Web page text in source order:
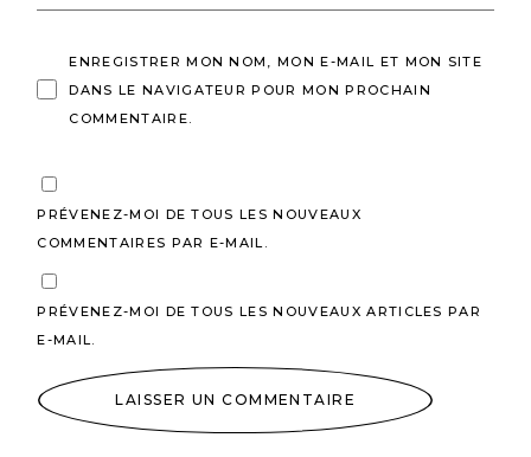
ENREGISTRER MON NOM, MON E-MAIL ET MON SITE
DANS LE NAVIGATEUR POUR MON PROCHAIN
COMMENTAIRE.
PRÉVENEZ-MOI DE TOUS LES NOUVEAUX
COMMENTAIRES PAR E-MAIL.
PRÉVENEZ-MOI DE TOUS LES NOUVEAUX ARTICLES PAR
E-MAIL.
LAISSER UN COMMENTAIRE